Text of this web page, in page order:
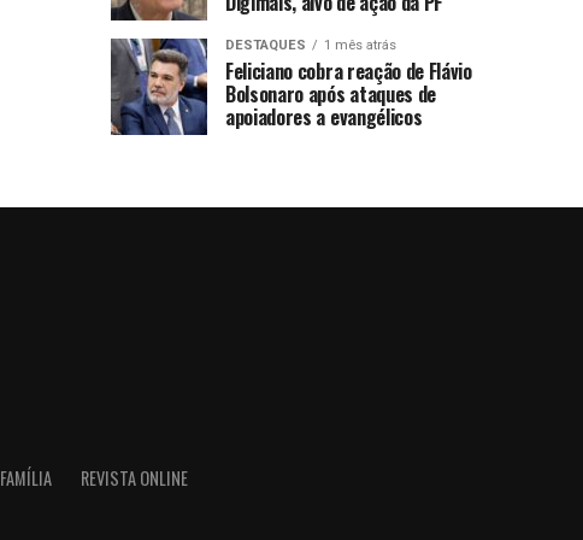
DESTAQUES 1 mês atrás
Feliciano cobra reação de Flávio
Bolsonaro após ataques de
apoiadores a evangélicos
FAMÍLIA REVISTA ONLINE